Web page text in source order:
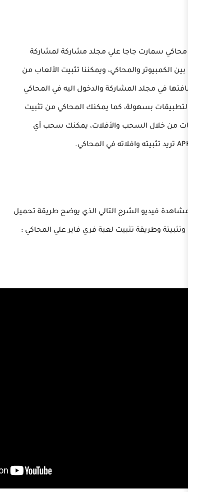
علي مجلد مشاركة لمشاركة
ويمكننا تثبيت الألعاب من
والدخول اليه في المحاكي
كما يمكنك المحاكي من تثبيت
والأفلات، يمكنك سحب أي
التالي الذي يوضح طريقة تحميل
تثبيت لعبة فري فاير علي المحاكي :